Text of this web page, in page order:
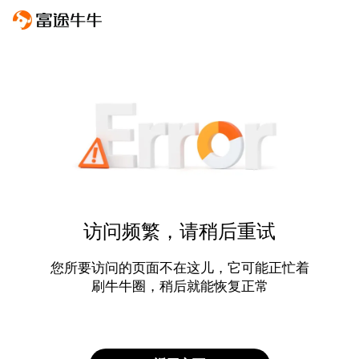
访问频繁，请稍后重试
您所要访问的页面不在这儿，它可能正忙着
刷牛牛圈，稍后就能恢复正常